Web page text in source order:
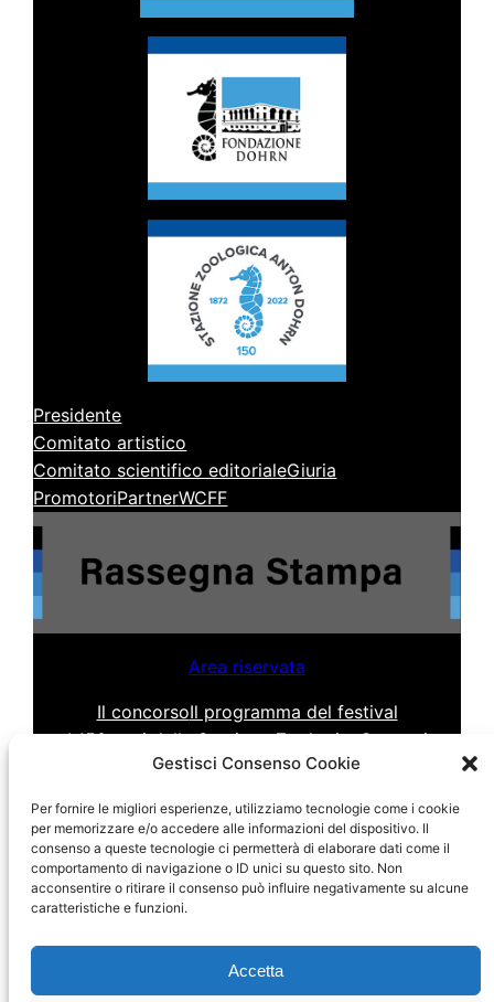
Gestisci Consenso Cookie
Per fornire le migliori esperienze, utilizziamo tecnologie come i cookie
per memorizzare e/o accedere alle informazioni del dispositivo. Il
consenso a queste tecnologie ci permetterà di elaborare dati come il
comportamento di navigazione o ID unici su questo sito. Non
acconsentire o ritirare il consenso può influire negativamente su alcune
caratteristiche e funzioni.
Accetta
Presidente
Comitato artistico
Comitato scientifico editorialeGiuria
PromotoriPartnerWCFF
Area riservata
Il concorsoIl programma del festival
I 150 anni della Stazione ZoologicaContatti